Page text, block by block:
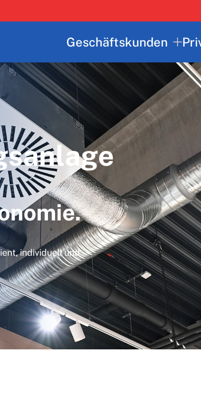
Geschäftskunden
individuell und